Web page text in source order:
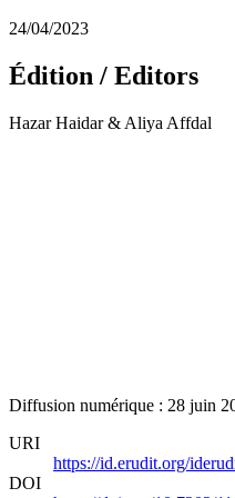
24/04/2023
Édition / Editors
Hazar Haidar & Aliya Affdal
Diffusion numérique : 28 juin
URI
https://id.erudit.org/
DOI